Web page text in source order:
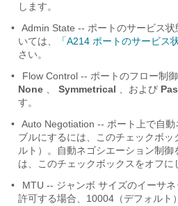
します。
•
Admin State -- ポートのサービス
いては、
「A214 ポートのサービス
さい。
•
Flow Control -- ポートのフロー制
None 、 Symmetrical 、および
す。
•
Auto Negotiation -- ポート上で自
ブルにするには、このチェックボ
ルト）。自動ネゴシエーション制
は、このチェックボックスをオフに
•
MTU -- ジャンボ サイズのイーサ
許可する場合、10004（デフォルト